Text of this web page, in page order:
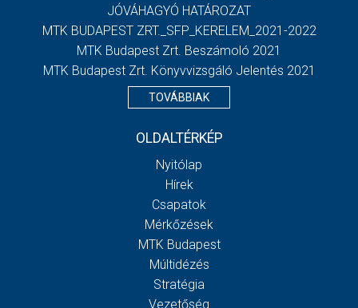
JÓVÁHAGYÓ HATÁROZAT
MTK BUDAPEST ZRT._SFP_KERELEM_2021-2022
MTK Budapest Zrt. Beszámoló 2021
MTK Budapest Zrt. Könyvvizsgáló Jelentés 2021
TOVÁBBIAK
OLDALTÉRKÉP
Nyitólap
Hírek
Csapatok
Mérkőzések
MTK Budapest
Múltidézés
Stratégia
Vezetőség